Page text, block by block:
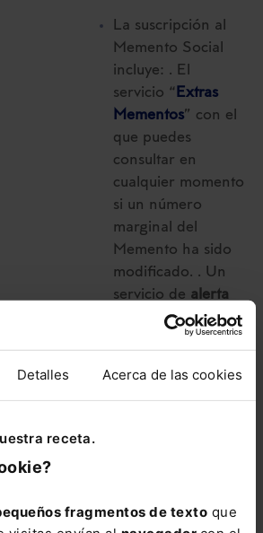
Detalles Acerca de las cookies
receta.
fragmentos de texto que
La suscripción al
Memento Social
incluye: . El
servicio “Extras
Mementos” con el
que puedes
consultar en
cualquier momento
si un número
marginal del
Memento ha sido
modificado. . Un
servicio de alerta
vía e-mailcon las
novedades que se
cada semana.
un precio especial